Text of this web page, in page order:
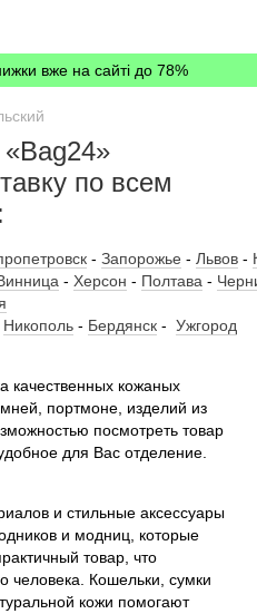
вже на сайті до 78%
«Bag24»
по всем
- Запорожье - Львов -
- Херсон - Полтава -
Никополь - Бердянск - Ужгород
качественных кожаных
портмоне, изделий из
посмотреть товар
для Вас отделение.
и стильные аксессуары
и модниц, которые
товар, что
человека. Кошельки, сумки
кожи помогают